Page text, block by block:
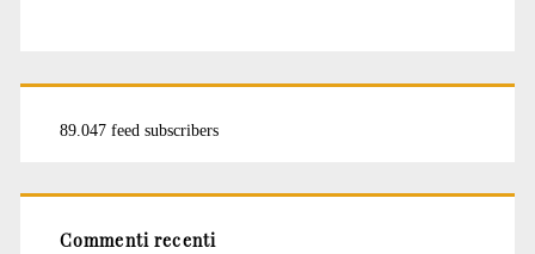
89.047 feed subscribers
Commenti recenti